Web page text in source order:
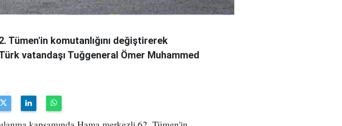
Tümen'in komutanlığını değiştirerek
vatandaşı Tuğgeneral Ömer Muhammed